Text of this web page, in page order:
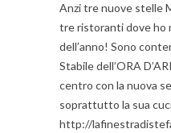
Anzi tre nuove stelle
tre ristoranti dove ho
dell’anno! Sono
Stabile dell’ORA
centro con la nuova
soprattutto la sua
http://